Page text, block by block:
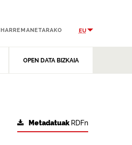
OPEN DATA BIZKAIA
HARREMANETARAKO EU
Metadatuak RDFn